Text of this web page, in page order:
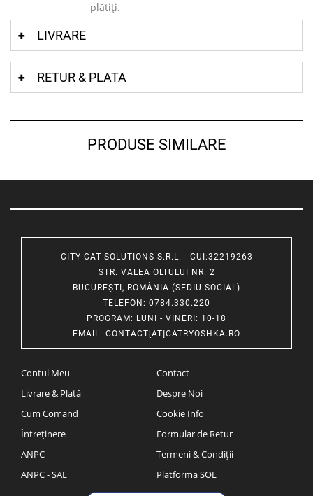
plătiți.
LIVRARE
RETUR & PLATA
PRODUSE SIMILARE
CITY CAT SOLUTIONS S.R.L. - CUI:32219263
STR. VALEA OLTULUI NR. 2
BUCUREȘTI, ROMÂNIA (SEDIU SOCIAL)
TELEFON : 0784.330.220
PROGRAM: LUNI - VINERI: 10-18
EMAIL: CONTACT[AT]CATRYOSHKA.RO
Contul Meu
Livrare & Plată
Cum Comand
Întreținere
ANPC
ANPC - SAL
Contact
Despre Noi
Cookie Info
Formular de Retur
Termeni & Condiții
Platforma SOL